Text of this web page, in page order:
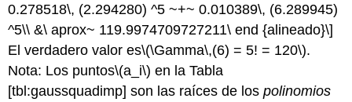
0.278518\, (2.294280) ^5 ~+~ 0.010389\, (6.289945)
^5\\ &\ aprox~ 119.9974709727211\ end {alineado}\]
El verdadero valor es\(\Gamma\,(6) = 5! = 120\).
Nota: Los puntos\(a_i\) en la Tabla
[tbl:gaussquadimp] son las raíces de lospolinomios